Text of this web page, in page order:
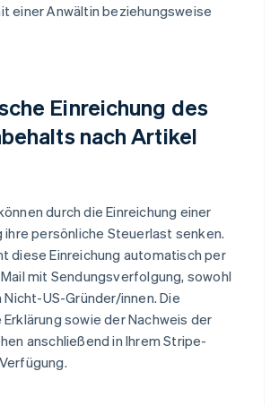
einer Anwältin beziehungsweise
Einreichung des
nach Artikel
durch die Einreichung einer
ihre persönliche Steuerlast senken.
diese Einreichung automatisch per
mit Sendungsverfolgung, sowohl
Nicht-US-Gründer/innen. Die
sowie der Nachweis der
anschließend in Ihrem Stripe-